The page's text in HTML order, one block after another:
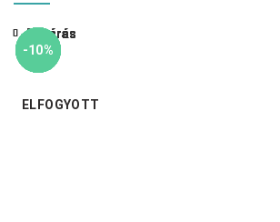
-10%
Bezárás
-10%
Bezárás
-50%
Bezárás
-10%
ELFOGYOTT
Bezárás
-58%
Bezárás
-85%
Bezárás
-10%
Bezárás
-10%
Bezárás